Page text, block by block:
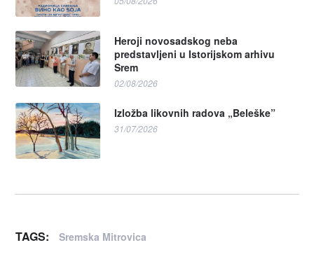
Heroji novosadskog neba
predstavljeni u Istorijskom arhivu
Srem
02/08/2026
Izložba likovnih radova „Beleške”
31/07/2026
TAGS: Sremska Mitrovica